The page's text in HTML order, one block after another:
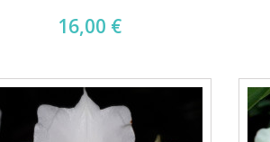
16,00 €